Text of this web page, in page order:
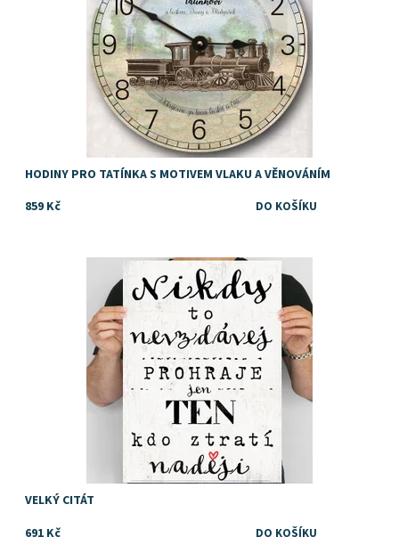
HODINY PRO TATÍNKA S MOTIVEM VLAKU A VĚNOVÁNÍM
859 Kč
Dostupnost: Skladem
VELKÝ CITÁT
691 Kč